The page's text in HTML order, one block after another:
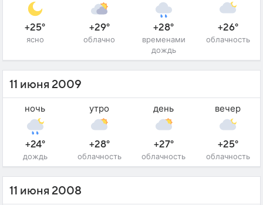
+25°
ясно
+29°
облачно
+28°
временами
дождь
+26°
облачность
11 июня 2009
ночь
+24°
дождь
утро
+28°
облачность
день
+27°
облачность
вечер
+25°
облачность
11 июня 2008